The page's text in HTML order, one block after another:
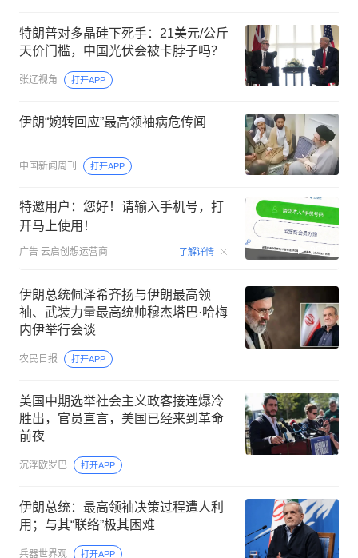
特朗普对多晶硅下死手：21美元/公斤
天价门槛，中国光伏会被卡脖子吗？
张辽视角 打开APP
伊朗“婉转回应”最高领袖病危传闻
中国新闻周刊 打开APP
特邀用户：您好！请输入手机号，打
开马上使用！
广告 云启创想运营商 了解详情 00:15
伊朗总统佩泽希齐扬与伊朗最高领
袖、武装力量最高统帅穆杰塔巴·哈梅
内伊举行会谈
农民日报 打开APP
美国中期选举社会主义政客接连爆冷
胜出，官员直言，美国已经来到革命
前夜
沉浮欧罗巴 打开APP
伊朗总统：最高领袖决策过程遭人利
用；与其“联络”极其困难
兵器世界观 打开APP